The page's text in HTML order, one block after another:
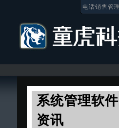
电话销售管
系统管理软件
资讯